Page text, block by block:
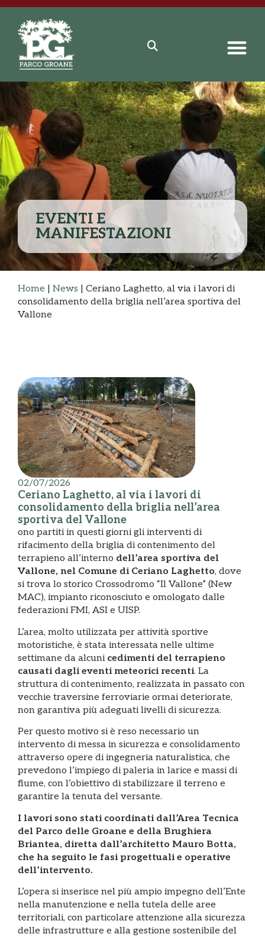
EVENTI E
MANIFESTAZIONI
Home | News | Ceriano Laghetto, al via i lavori di
consolidamento della briglia nell’area sportiva del
Vallone
02/07/2026
Ceriano Laghetto, al via i lavori di
consolidamento della briglia nell’area
sportiva del Vallone
ono partiti in questi giorni gli interventi di
rifacimento della briglia di contenimento del
terrapieno all’interno dell’area sportiva del
Vallone, nel Comune di Ceriano Laghetto, dove
si trova lo storico Crossodromo “Il Vallone” (New
MAC), impianto riconosciuto e omologato dalle
federazioni FMI, ASI e UISP.
L’area, molto utilizzata per attività sportive
motoristiche, è stata interessata nelle ultime
settimane da alcuni cedimenti del terrapieno
causati dagli eventi meteorici recenti. La
struttura di contenimento, realizzata in passato con
vecchie traversine ferroviarie ormai deteriorate,
non garantiva più adeguati livelli di sicurezza.
Per questo motivo si è reso necessario un
intervento di messa in sicurezza e consolidamento
attraverso opere di ingegneria naturalistica, che
prevedono l’impiego di paleria in larice e massi di
fiume, con l’obiettivo di stabilizzare il terreno e
garantire la tenuta del versante.
I lavori sono stati coordinati dall’Area Tecnica
del Parco delle Groane e della Brughiera
Briantea, diretta dall’architetto Mauro Botta,
che ha seguito le fasi progettuali e operative
dell’intervento.
L’opera si inserisce nel più ampio impegno dell’Ente
nella manutenzione e nella tutela delle aree
territoriali, con particolare attenzione alla sicurezza
delle infrastrutture e alla gestione sostenibile del